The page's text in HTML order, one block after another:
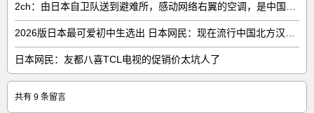
日本网民：友都八喜TCL电视的促销价太坑人了
共有 9 条留言